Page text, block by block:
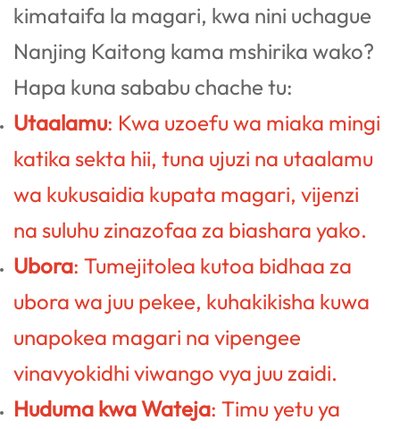
kimataifa la magari, kwa nini uchague
Nanjing Kaitong kama mshirika wako?
Hapa kuna sababu chache tu:
Utaalamu: Kwa uzoefu wa miaka mingi
katika sekta hii, tuna ujuzi na utaalamu
wa kukusaidia kupata magari, vijenzi
na suluhu zinazofaa za biashara yako.
Ubora: Tumejitolea kutoa bidhaa za
ubora wa juu pekee, kuhakikisha kuwa
unapokea magari na vipengee
vinavyokidhi viwango vya juu zaidi.
Huduma kwa Wateja: Timu yetu ya